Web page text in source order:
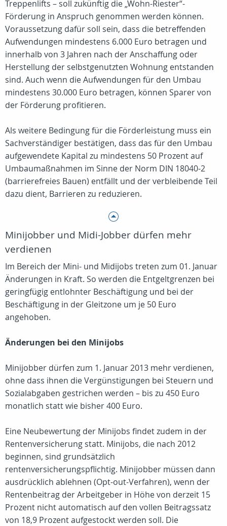
Treppenlifts – soll zukünftig die „Wohn-Riester“-
Förderung in Anspruch genommen werden können.
Voraussetzung dafür soll sein, dass die betreffenden
Aufwendungen mindestens 6.000 Euro betragen und
innerhalb von 3 Jahren nach der Anschaffung oder
Herstellung der selbstgenutzten Wohnung entstanden
sind. Auch wenn die Aufwendungen für den Umbau
mindestens 30.000 Euro betragen, können Sparer von
der Förderung profitieren.
Als weitere Bedingung für die Förderleistung muss ein
Sachverständiger bestätigen, dass das für den Umbau
aufgewendete Kapital zu mindestens 50 Prozent auf
Umbaumaßnahmen im Sinne der Norm DIN 18040-2
(barrierefreies Bauen) entfällt und der verbleibende Teil
dazu dient, Barrieren zu reduzieren.
Minijobber und Midi-Jobber dürfen mehr
verdienen
Im Bereich der Mini- und Midijobs treten zum 01. Januar
Änderungen in Kraft. So werden die Entgeltgrenzen bei
geringfügig entlohnter Beschäftigung und bei der
Beschäftigung in der Gleitzone um je 50 Euro
angehoben.
Änderungen bei den Minijobs
Minijobber dürfen zum 1. Januar 2013 mehr verdienen,
ohne dass ihnen die Vergünstigungen bei Steuern und
Sozialabgaben gestrichen werden – bis zu 450 Euro
monatlich statt wie bisher 400 Euro.
Eine Neubewertung der Minijobs findet zudem in der
Rentenversicherung statt. Minijobs, die nach 2012
beginnen, sind grundsätzlich
rentenversicherungspflichtig. Minijobber müssen dann
ausdrücklich ablehnen (Opt-out-Verfahren), wenn der
Rentenbeitrag der Arbeitgeber in Höhe von derzeit 15
Prozent nicht automatisch auf den vollen Beitragssatz
von 18,9 Prozent aufgestockt werden soll. Die